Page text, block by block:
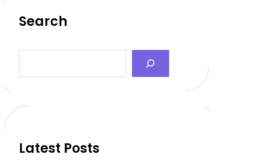
Search
a
c
Latest Posts